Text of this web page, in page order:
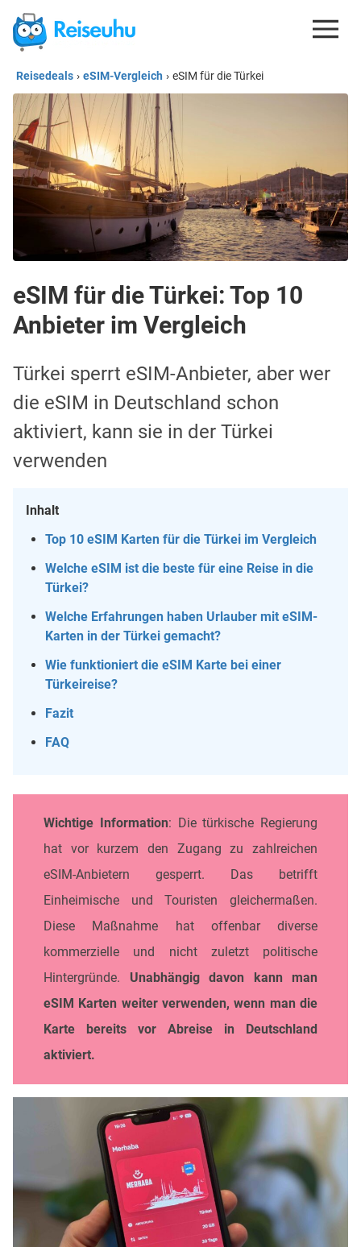
REISEDEALS
GUTSCHEINE
KREDITKARTEN
ESIM
REISEBLOG
Reisedeals › eSIM-Vergleich › eSIM für die Türkei
eSIM für die Türkei: Top 10
Anbieter im Vergleich
Türkei sperrt eSIM-Anbieter, aber wer
die eSIM in Deutschland schon
aktiviert, kann sie in der Türkei
verwenden
Inhalt
Top 10 eSIM Karten für die Türkei im Vergleich
Welche eSIM ist die beste für eine Reise in die
Türkei?
Welche Erfahrungen haben Urlauber mit eSIM-
Karten in der Türkei gemacht?
Wie funktioniert die eSIM Karte bei einer
Türkeireise?
Fazit
FAQ
Wichtige Information: Die türkische Regierung
hat vor kurzem den Zugang zu zahlreichen
eSIM-Anbietern gesperrt. Das betrifft
Einheimische und Touristen gleichermaßen.
Diese Maßnahme hat offenbar diverse
kommerzielle und nicht zuletzt politische
Hintergründe. Unabhängig davon kann man
eSIM Karten weiter verwenden, wenn man die
Karte bereits vor Abreise in Deutschland
aktiviert.